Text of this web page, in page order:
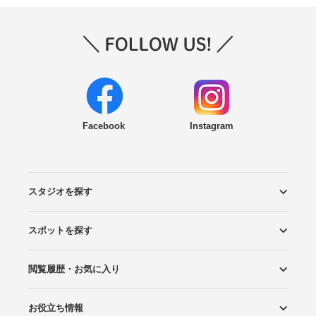
Facebook Instagram
スタジオを探す
エリアから探す
こだわりから探す
NEW PHOTO STYLE
プランから探す
フォトタイプ診断
フォトグラファーから探す
国内リゾートから探す
スポットを探す
ロケーションから探す
スタジオから探す
閲覧履歴・お気に入り
閲覧スタジオ
お気に入り
お役立ち情報